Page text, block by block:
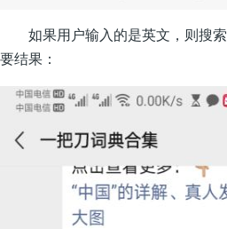
如果用户输入的是英文，则搜索
要结果：